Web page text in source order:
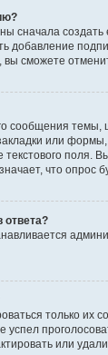
сначала
добавление
сможете
сообщения
или
поля.
что опрос
ответа?
только
успел
или